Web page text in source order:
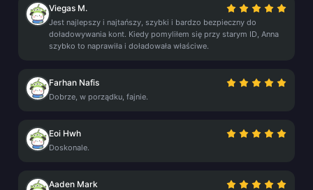
Viegas M.
Jest najlepszy i najtańszy, szybki i bardzo bezpieczny do
doładowywania kont. Kiedy pomyliłem się przy starym ID, Anna
szybko to naprawiła i doładowała właściwe.
Farhan Nafis
Dobrze, w porządku, fajnie.
Eoi Hwh
Doskonale.
Aaden Mark